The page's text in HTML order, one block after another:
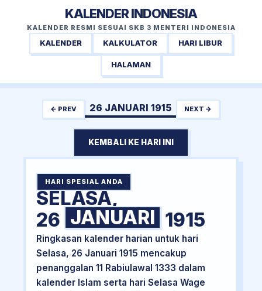
KALENDER INDONESIA
KALENDER RESMI SESUAI SKB 3 MENTERI INDONESIA
KALENDER KALKULATOR HARI LIBUR
HALAMAN
← PREV 26 JANUARI 1915 NEXT →
KEMBALI KE HARI INI
HARI SPESIAL ANDA
SELASA,
26 JANUARI 1915
Ringkasan kalender harian untuk hari
Selasa, 26 Januari 1915 mencakup
penanggalan 11 Rabiulawal 1333 dalam
kalender Islam serta hari Selasa Wage